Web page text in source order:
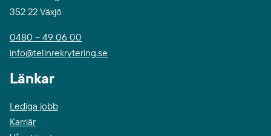
352 22 Växjö
0480 – 49 06 00
info@telinrekrytering.se
Länkar
Lediga jobb
Karriär